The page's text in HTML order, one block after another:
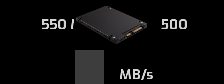
550 MB/s 500
MB/s